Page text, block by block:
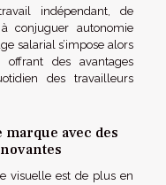
indépendant, de
conjuguer autonomie
salarial s’impose alors
des avantages
des travailleurs
avec des
visuelle est de plus en